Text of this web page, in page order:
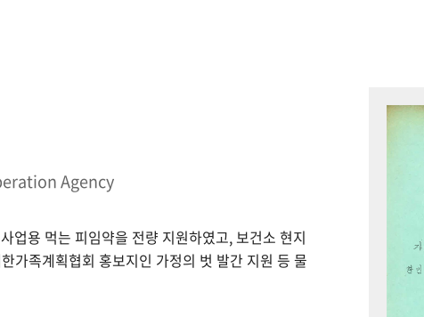
Agency
업용 먹는 피임약을 전량 지원하였고, 보건소 현지
가족계획협회 홍보지인 가정의 벗 발간 지원 등 물